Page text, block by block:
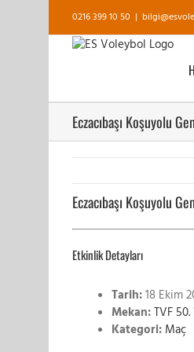
0216 399 10 50 |
Eczacıbaşı Koşuyolu
Eczacıbaşı Koşuyolu
Etkinlik Detayları
Tarih:18 Ekim
Mekan:TVF
Kategori: Maç